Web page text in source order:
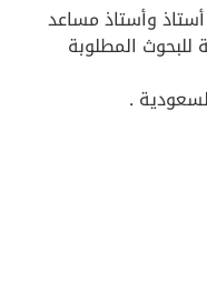
وأستاذ مساعد
للبحوث المطلوبة
.